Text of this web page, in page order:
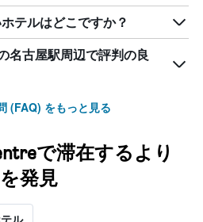
テルはどこですか？
古屋駅周辺で評判の良
(FAQ) をもっと見る
で滞在するより
発見